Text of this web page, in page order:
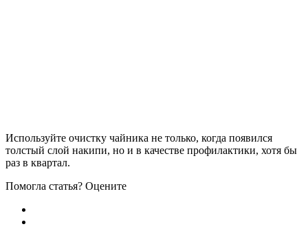
Используйте очистку чайника не только, когда появился
толстый слой накипи, но и в качестве профилактики, хотя бы
раз в квартал.
Помогла статья? Оцените